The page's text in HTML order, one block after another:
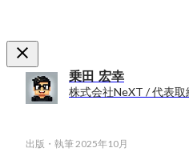
乗田 宏幸
株式会社NeXT / 代表取
出版・執筆2025年10月